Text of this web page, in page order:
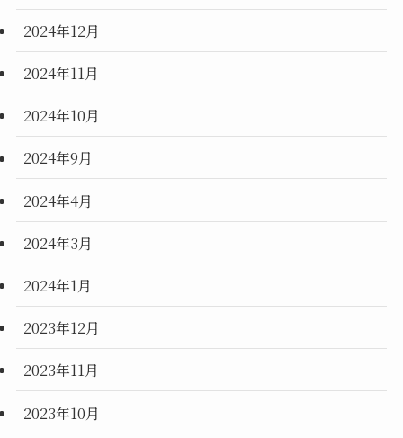
2024年12月
2024年11月
2024年10月
2024年9月
2024年4月
2024年3月
2024年1月
2023年12月
2023年11月
2023年10月